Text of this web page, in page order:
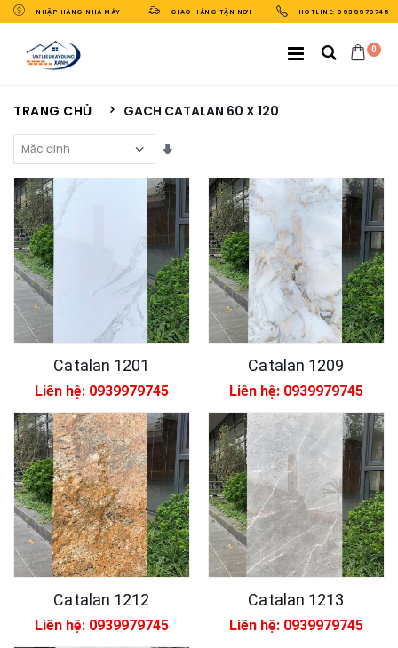
NHẬP HÀNG NHÀ MÁY GIAO HÀNG TẬN NƠI HOTLINE: 0939979745
0
TRANG CHỦ GACH CATALAN 60 X 120
Sắp Xếp Theo
Catalan 1201
Liên hệ: 0939979745
Catalan 1209
Liên hệ: 0939979745
Catalan 1212
Liên hệ: 0939979745
Catalan 1213
Liên hệ: 0939979745